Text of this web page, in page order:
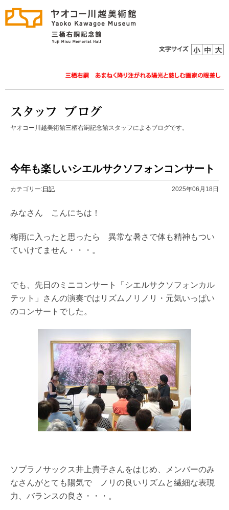
ヤオコー川越美術館三栖右嗣記念館スタッフによるブログです。
今年も楽しいシエルサクソフォンコンサート
カテゴリー:日記 2025年06月18日
みなさん こんにちは！
梅雨に入ったと思ったら 異常な暑さで体も精神もつい
ていけてません・・・。
でも、先日のミニコンサート「シエルサクソフォンカル
テット」さんの演奏ではリズムノリノリ・元気いっぱい
のコンサートでした。
ソプラノサックス井上貴子さんをはじめ、メンバーのみ
なさんがとても陽気で ノリの良いリズムと繊細な表現
力、バランスの良さ・・・。